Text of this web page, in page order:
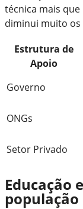
técnica mais
diminui muito
Estrutura de
Apoio
Governo
ONGs
Setor Privado
Educação
população